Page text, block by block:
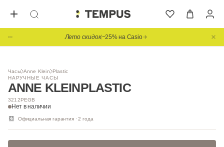
Лето скидок−25% на Casio
Часы Anne Klein Plastic
НАРУЧНЫЕ ЧАСЫ
ANNE KLEINPLASTIC
3212PEGB
Нет в наличии
Официальная гарантия · 2 года
НОВИНКА
1/ 3